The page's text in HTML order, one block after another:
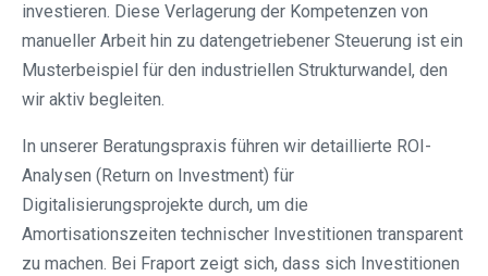
investieren. Diese Verlagerung der Kompetenzen von
manueller Arbeit hin zu datengetriebener Steuerung ist ein
Musterbeispiel für den industriellen Strukturwandel, den
wir aktiv begleiten.
In unserer Beratungspraxis führen wir detaillierte ROI-
Analysen (Return on Investment) für
Digitalisierungsprojekte durch, um die
Amortisationszeiten technischer Investitionen transparent
zu machen. Bei Fraport zeigt sich, dass sich Investitionen